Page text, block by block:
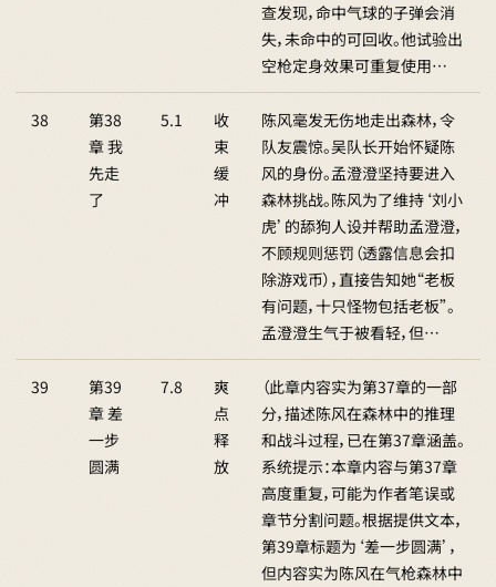
查发现，命中气球的子弹会消
失，未命中的可回收。他试验出
空枪定身效果可重复使用…
38
第38
章 我
先走
了
5.1
收
束
缓
冲
陈风毫发无伤地走出森林，令
队友震惊。吴队长开始怀疑陈
风的身份。孟澄澄坚持要进入
森林挑战。陈风为了维持‘刘小
虎’的舔狗人设并帮助孟澄澄，
不顾规则惩罚（透露信息会扣
除游戏币），直接告知她“老板
有问题，十只怪物包括老板”。
孟澄澄生气于被看轻，但…
39
第39
章 差
一步
圆满
7.8
爽
点
释
放
（此章内容实为第37章的一部
分，描述陈风在森林中的推理
和战斗过程，已在第37章涵盖。
系统提示：本章内容与第37章
高度重复，可能为作者笔误或
章节分割问题。根据提供文本，
第39章标题为‘差一步圆满’，
但内容实为陈风在气枪森林中